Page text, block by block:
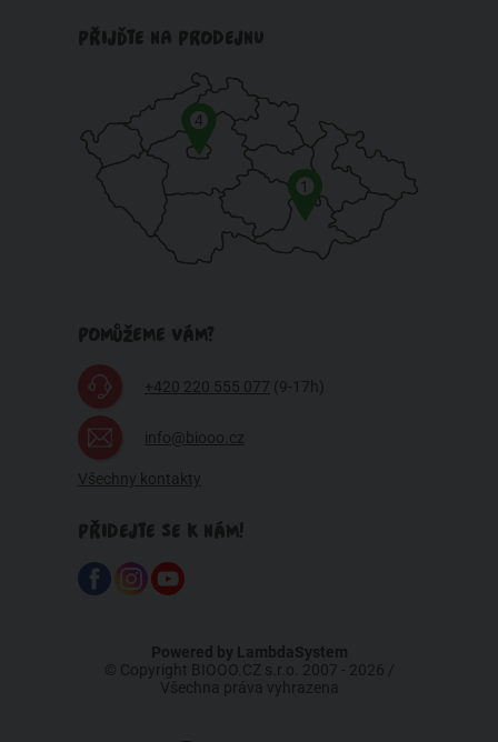
PŘIJĎTE NA PRODEJNU
1
4
POMŮŽEME VÁM?
+420 220 555 077 (9-17h)
info@biooo.cz
Všechny kontakty
PŘIDEJTE SE K NÁM!
Powered by LambdaSystem
© Copyright BIOOO.CZ s.r.o. 2007 - 2026 /
Všechna práva vyhrazena